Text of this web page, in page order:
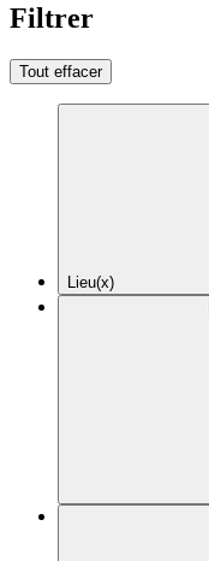
Filtrer
Tout effacer
Lieu(x)